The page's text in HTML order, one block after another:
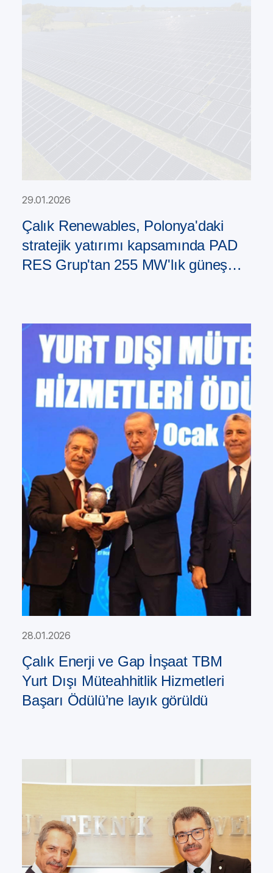
29.01.2026
Çalık Renewables, Polonya'daki
stratejik yatırımı kapsamında PAD
RES Grup'tan 255 MW'lık güneş
28.01.2026
Çalık Enerji ve Gap İnşaat TBM
Yurt Dışı Müteahhitlik Hizmetleri
Başarı Ödülü’ne layık görüldü